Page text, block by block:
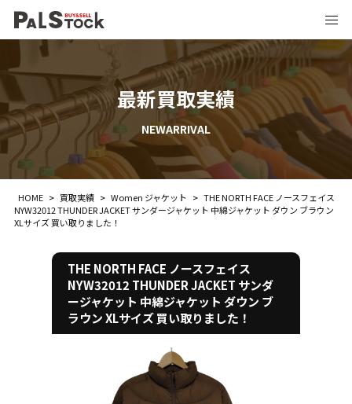
最新買取実績
NEWARRIVAL
HOME > 買取実績 > Women ジャケット > THE NORTH FACE ノースフェイス
NYW32012 THUNDER JACKET サンダージャケット 中綿ジャケット ダウン ブラウン
XLサイズ 買い取りました！
THE NORTH FACE ノースフェイス
NYW32012 THUNDER JACKET サンダ
ージャケット 中綿ジャケット ダウン ブ
ラウン XLサイズ 買い取りました！